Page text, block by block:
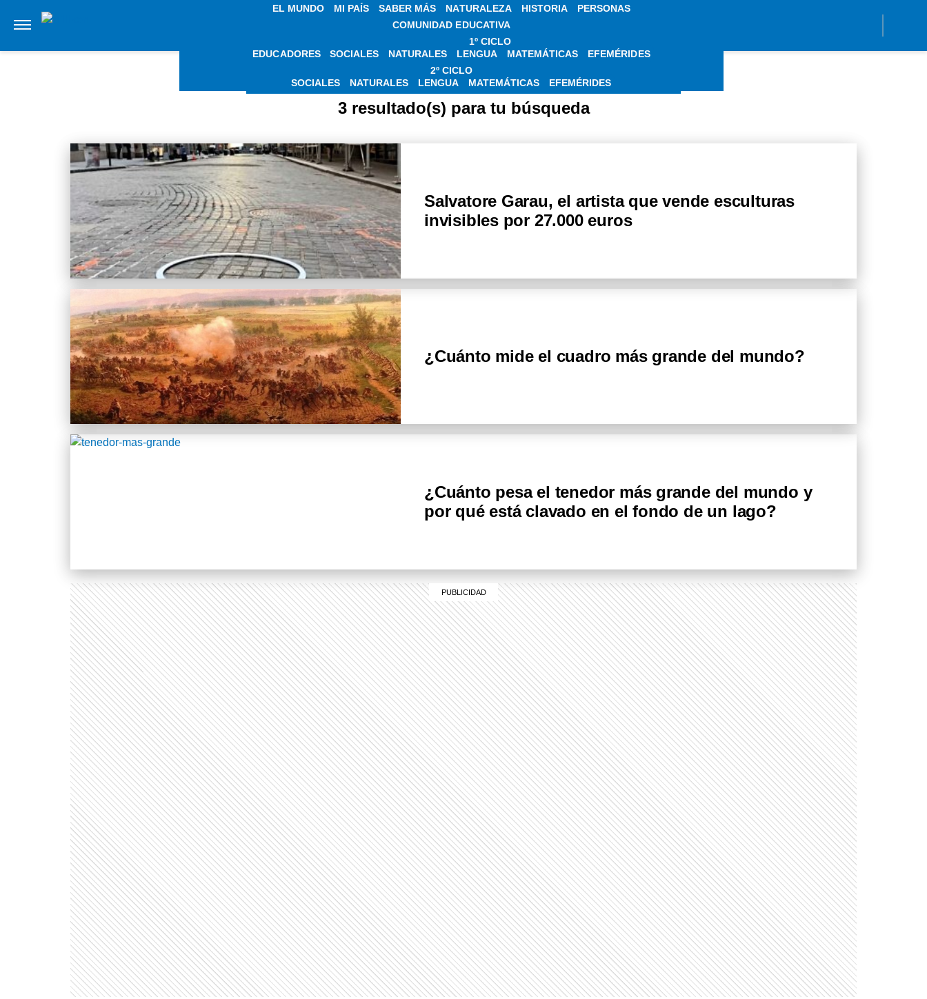
EL MUNDO MI PAÍS SABER MÁS NATURALEZA HISTORIA
PERSONAS
COMUNIDAD EDUCATIVA
EDUCADORES
1º CICLO
SOCIALES
NATURALES LENGUA MATEMÁTICAS
EFEMÉRIDES
2º CICLO
SOCIALES
NATURALES LENGUA MATEMÁTICAS EFEMÉRIDES
NOTICIAS SOBRE ARTÍSTA
3 resultado(s) para tu búsqueda
Salvatore Garau, el artista que vende esculturas
invisibles por 27.000 euros
¿Cuánto mide el cuadro más grande del mundo?
¿Cuánto pesa el tenedor más grande del mundo y
por qué está clavado en el fondo de un lago?